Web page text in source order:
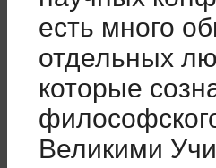
есть много
отдельных
которые
Великими